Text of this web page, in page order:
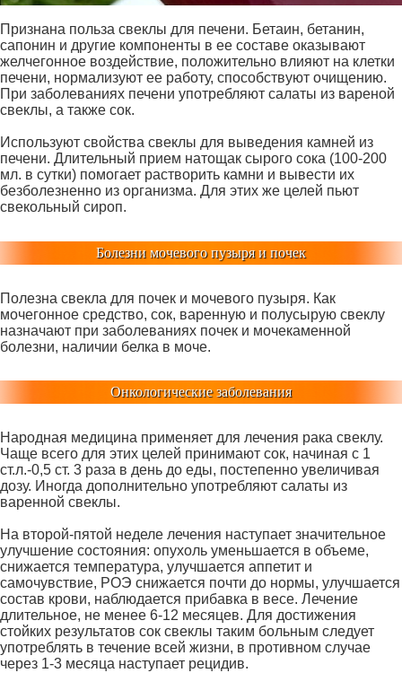
Признана польза свеклы для печени. Бетаин, бетанин,
сапонин и другие компоненты в ее составе оказывают
желчегонное воздействие, положительно влияют на клетки
печени, нормализуют ее работу, способствуют очищению.
При заболеваниях печени употребляют салаты из вареной
свеклы, а также сок.
Используют свойства свеклы для выведения камней из
печени. Длительный прием натощак сырого сока (100-200
мл. в сутки) помогает растворить камни и вывести их
безболезненно из организма. Для этих же целей пьют
свекольный сироп.
Болезни мочевого пузыря и почек
Полезна свекла для почек и мочевого пузыря. Как
мочегонное средство, сок, варенную и полусырую свеклу
назначают при заболеваниях почек и мочекаменной
болезни, наличии белка в моче.
Онкологические заболевания
Народная медицина применяет для лечения рака свеклу.
Чаще всего для этих целей принимают сок, начиная с 1
ст.л.-0,5 ст. 3 раза в день до еды, постепенно увеличивая
дозу. Иногда дополнительно употребляют салаты из
варенной свеклы.
На второй-пятой неделе лечения наступает значительное
улучшение состояния: опухоль уменьшается в объеме,
снижается температура, улучшается аппетит и
самочувствие, РОЭ снижается почти до нормы, улучшается
состав крови, наблюдается прибавка в весе. Лечение
длительное, не менее 6-12 месяцев. Для достижения
стойких результатов сок свеклы таким больным следует
употреблять в течение всей жизни, в противном случае
через 1-3 месяца наступает рецидив.